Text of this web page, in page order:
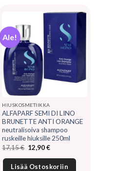
Ale!
HIUSKOSMETIIKKA
ALFAPARF SEMI DI LINO
BRUNETTE ANTI ORANGE
neutralisoiva shampoo
ruskeille hiuksille 250ml
17,15€ Alkuperäinen
hinta
oli:
17,15 €.
12,90€Nykyinen
on:
12,90 €.
Lisää Ostoskoriin